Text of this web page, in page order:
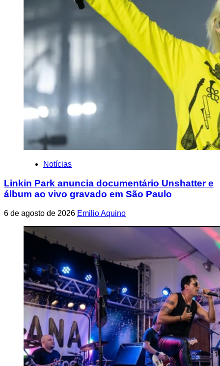
Notícias
Linkin Park anuncia documentário Unshatter e
álbum ao vivo gravado em São Paulo
6 de agosto de 2026 Emilio Aquino